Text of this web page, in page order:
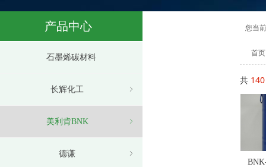
您当
首页
共 140
产品中心
石墨烯碳材料
ꁇ
长辉化工
ꁇ
美利肯BNK
ꁇ
德谦